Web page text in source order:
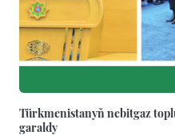
Türkmenistanyň nebitgaz
garaldy